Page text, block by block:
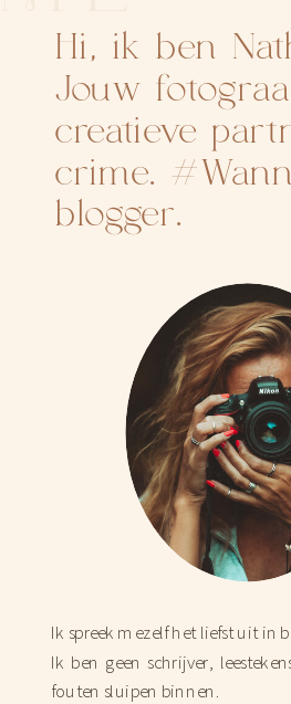
Ik spreek mezelf het liefst uit in
Ik ben geen schrijver,
fouten sluipen binnen.
Hi, ik ben
Jouw
creatieve
crime.
blogger.